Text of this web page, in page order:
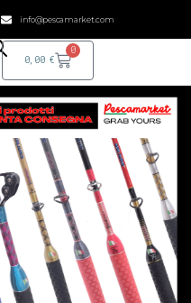
info@pescamarket.com
0,00€
0